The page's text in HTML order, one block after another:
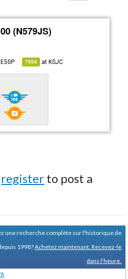
(N579JS)
E50P 7554 atKSJC
register to post a
une recherche complète sur l'historique de
1998?Achetez maintenant. Recevez-le
dans l'heure.